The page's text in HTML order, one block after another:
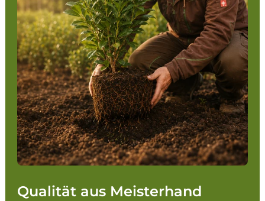
Qualität aus Meisterhand